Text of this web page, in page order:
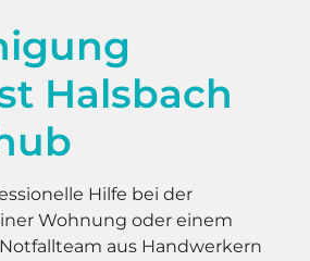
Halsbach
Hilfe bei der
Wohnung oder einem
aus Handwerkern